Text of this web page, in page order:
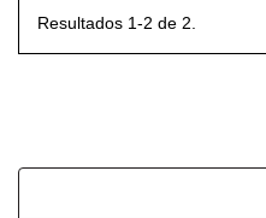
Resultados 1-2 de 2.